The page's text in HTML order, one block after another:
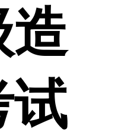
造
试